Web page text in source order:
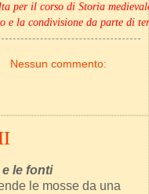
per il corso di Storia
e la condivisione da parte di
Nessun commento:
le fonti
le mosse da una